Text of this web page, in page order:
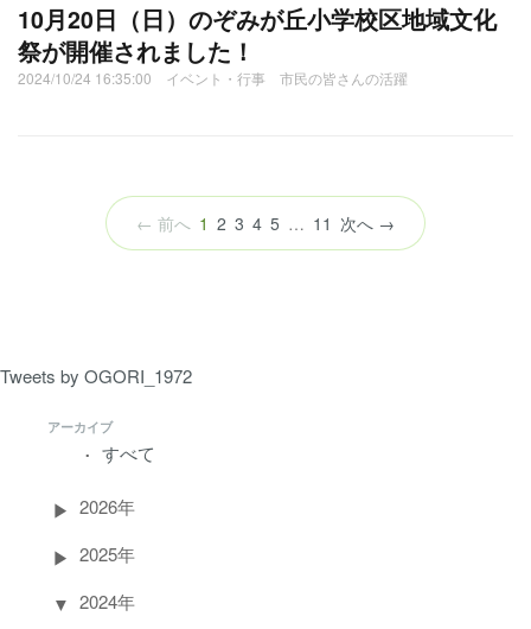
Tweets by OGORI_1972
アーカイブ
すべて
2026年
2025年
2024年
10月20日（日）のぞみが丘小学校区地域文化
祭が開催されました！
2024/10/24 16:35:00 イベント・行事 市民の皆さんの活躍
← 前へ 1 （こ
の
2 3 4 5 … 11 次へ →